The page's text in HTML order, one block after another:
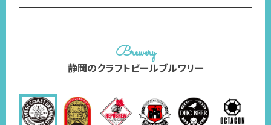
Brewery
静岡のクラフトビールブルワリー